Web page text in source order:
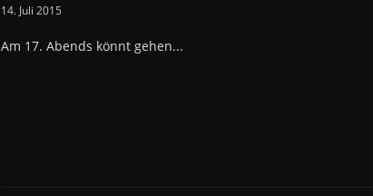
14. Juli 2015
Am 17. Abends könnt gehen...